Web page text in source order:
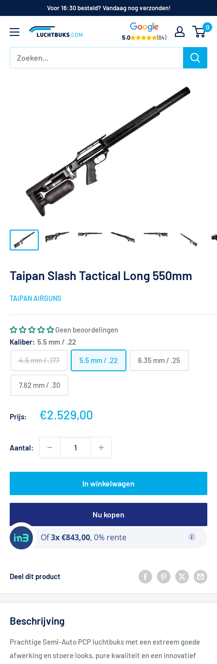
inhoud
Voor 16:30 besteld? Vandaag nog verzonden!
Luchtbuks.com
5.0 (84)
0
Taipan Slash Tactical Long 550mm
TAIPAN AIRGUNS
Geen beoordelingen
Kaliber: 5.5 mm / .22
4.5 mm / .177 5.5 mm / .22 6.35 mm / .25
7.62 mm / .30
Prijs: Actieprijs
€2.529,00
Aantal:
In winkelwagen
Nu kopen
Of3x €843,00, 0% rente
Deel dit product
Beschrijving
Prachtige Semi-Auto PCP luchtbuks met een extreem goede
afwerking en stoere looks, pure kwaliteit en een innovatief